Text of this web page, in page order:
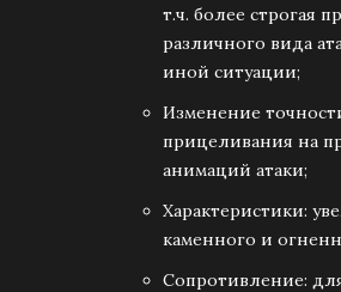
т.ч. более строгая
различного вида
иной ситуации;
Изменение
прицеливания на
анимаций атаки;
Характеристики:
каменного и
Сопротивление: